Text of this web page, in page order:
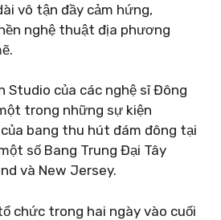
vô tận đầy cảm hứng,
nghệ thuật địa phương
Studio của các nghệ sĩ Đông
trong những sự kiện
bang thu hút đám đông tại
số Bang Trung Đại Tây
và New Jersey.
chức trong hai ngày vào cuối